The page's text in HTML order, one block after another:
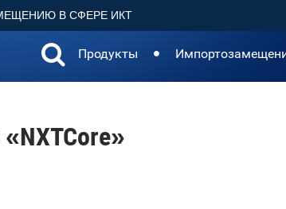
В СФЕРЕ ИКТ
Продукты